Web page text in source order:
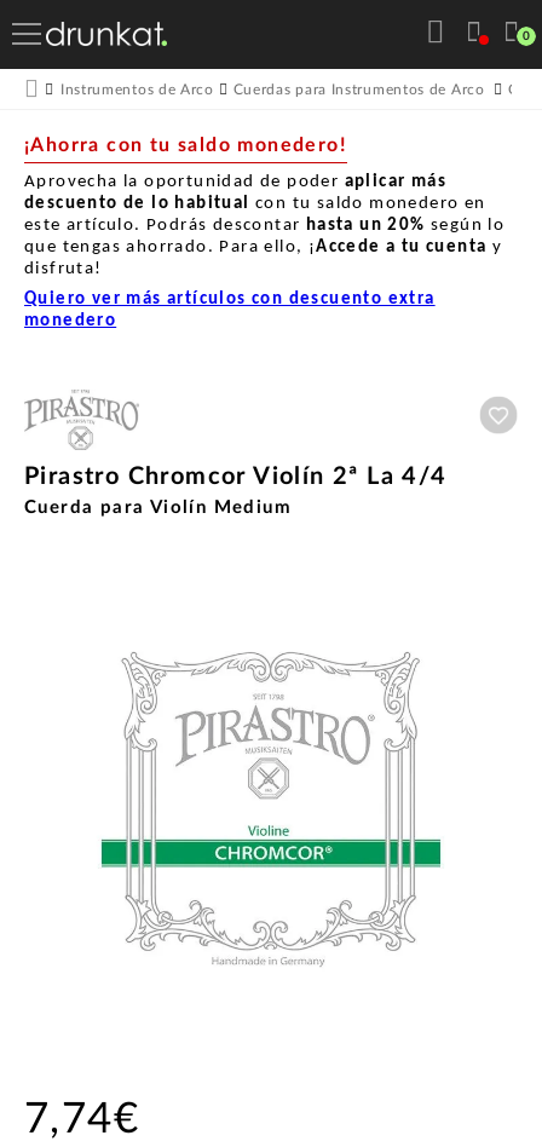
0
Instrumentos de Arco Cuerdas para Instrumentos de Arco
¡Ahorra con tu saldo monedero!
Aprovecha la oportunidad de poder aplicar más
descuento de lo habitual con tu saldo monedero en
este artículo. Podrás descontar hasta un 20% según lo
que tengas ahorrado. Para ello, ¡Accede a tu cuenta y
disfruta!
Quiero ver más artículos con descuento extra
monedero
Pirastro Chromcor Violín 2ª La 4/4
Cuerda para Violín Medium
7,74€